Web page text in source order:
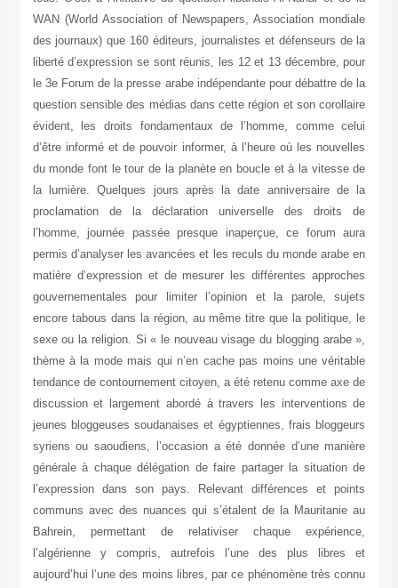
WAN (World Association of Newspapers, Association mondiale
des journaux) que 160 éditeurs, journalistes et défenseurs de la
liberté d’expression se sont réunis, les 12 et 13 décembre, pour
le 3e Forum de la presse arabe indépendante pour débattre de la
question sensible des médias dans cette région et son corollaire
évident, les droits fondamentaux de l’homme, comme celui
d’être informé et de pouvoir informer, à l’heure où les nouvelles
du monde font le tour de la planète en boucle et à la vitesse de
la lumière. Quelques jours après la date anniversaire de la
proclamation de la déclaration universelle des droits de
l’homme, journée passée presque inaperçue, ce forum aura
permis d’analyser les avancées et les reculs du monde arabe en
matière d’expression et de mesurer les différentes approches
gouvernementales pour limiter l’opinion et la parole, sujets
encore tabous dans la région, au même titre que la politique, le
sexe ou la religion. Si « le nouveau visage du blogging arabe »,
thème à la mode mais qui n’en cache pas moins une véritable
tendance de contournement citoyen, a été retenu comme axe de
discussion et largement abordé à travers les interventions de
jeunes bloggeuses soudanaises et égyptiennes, frais bloggeurs
syriens ou saoudiens, l’occasion a été donnée d’une manière
générale à chaque délégation de faire partager la situation de
l’expression dans son pays. Relevant différences et points
communs avec des nuances qui s’étalent de la Mauritanie au
Bahrein, permettant de relativiser chaque expérience,
l’algérienne y compris, autrefois l’une des plus libres et
aujourd’hui l’une des moins libres, par ce phénomène très connu